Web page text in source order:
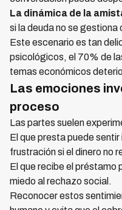
La dinámica de la
si la deuda no se gestiona
Este escenario es tan
psicológicos, el 70% de
temas económicos
Las emociones
proceso
Las partes suelen
El que presta puede
frustración si el dinero no
El que recibe el préstamo
miedo al rechazo social.
Reconocer estos